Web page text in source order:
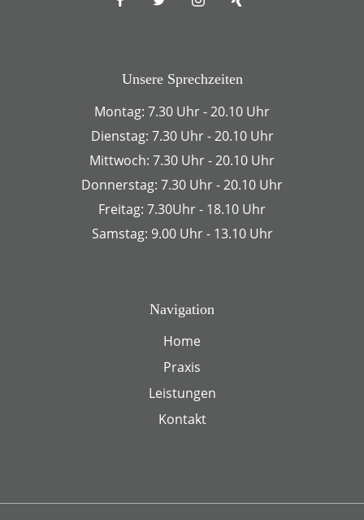
Unsere Sprechzeiten
Montag: 7.30 Uhr - 20.10 Uhr
Dienstag: 7.30 Uhr - 20.10 Uhr
Mittwoch: 7.30 Uhr - 20.10 Uhr
Donnerstag: 7.30 Uhr - 20.10 Uhr
Freitag: 7.30Uhr - 18.10 Uhr
Samstag: 9.00 Uhr - 13.10 Uhr
Navigation
Home
Praxis
Leistungen
Kontakt